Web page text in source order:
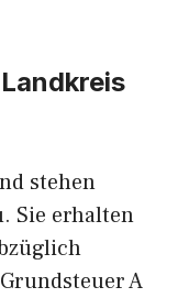
stehen
Sie erhalten
A